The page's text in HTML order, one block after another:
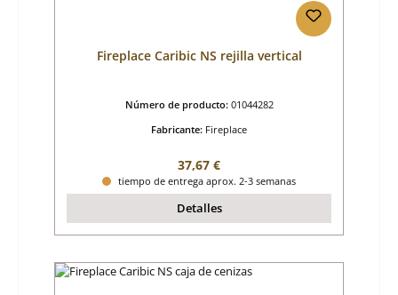
Fireplace Caribic NS rejilla vertical
Número de producto: 01044282
Fabricante: Fireplace
Precio normal:
37,67 €
tiempo de entrega aprox. 2-3 semanas
Detalles